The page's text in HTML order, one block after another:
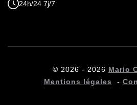
24h/24 7j/7
© 2026 - 2026 Mario
Mentions légales -